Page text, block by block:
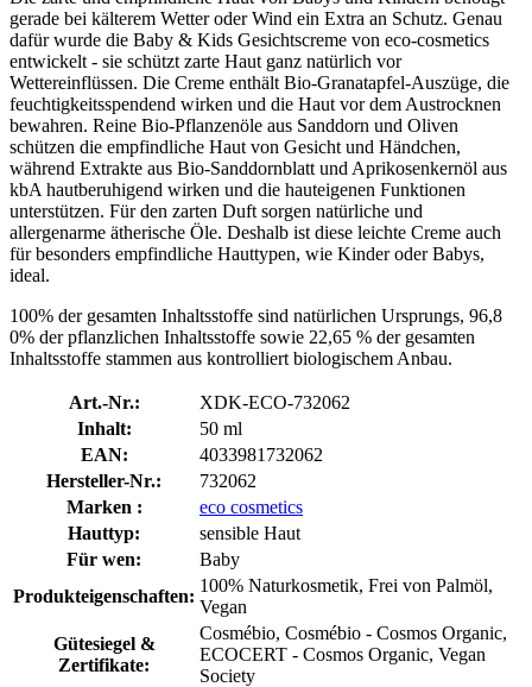
gerade bei kälterem Wetter oder Wind ein Extra an Schutz. Genau
dafür wurde die Baby & Kids Gesichtscreme von eco-cosmetics
entwickelt - sie schützt zarte Haut ganz natürlich vor
Wettereinflüssen. Die Creme enthält Bio-Granatapfel-Auszüge, die
feuchtigkeitsspendend wirken und die Haut vor dem Austrocknen
bewahren. Reine Bio-Pflanzenöle aus Sanddorn und Oliven
schützen die empfindliche Haut von Gesicht und Händchen,
während Extrakte aus Bio-Sanddornblatt und Aprikosenkernöl aus
kbA hautberuhigend wirken und die hauteigenen Funktionen
unterstützen. Für den zarten Duft sorgen natürliche und
allergenarme ätherische Öle. Deshalb ist diese leichte Creme auch
für besonders empfindliche Hauttypen, wie Kinder oder Babys,
ideal.
100% der gesamten Inhaltsstoffe sind natürlichen Ursprungs, 96,8
0% der pflanzlichen Inhaltsstoffe sowie 22,65 % der gesamten
Inhaltsstoffe stammen aus kontrolliert biologischem Anbau.
Art.-Nr.:
XDK-ECO-732062
Inhalt:
50 ml
EAN:
4033981732062
Hersteller-Nr.:
732062
Marken :
eco cosmetics
Hauttyp:
sensible Haut
Für wen:
Baby
Produkteigenschaften:
100% Naturkosmetik, Frei von Palmöl,
Vegan
Gütesiegel &
Zertifikate:
Cosmébio, Cosmébio - Cosmos Organic,
ECOCERT - Cosmos Organic, Vegan
Society